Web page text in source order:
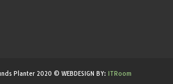
Planter 2020 © WEBDESIGN BY: ITRoom